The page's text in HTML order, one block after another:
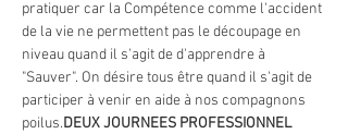
pratiquer car la Compétence comme l'accident
de la vie ne permettent pas le découpage en
niveau quand il s'agit de d'apprendre à
"Sauver". On désire tous être quand il s'agit de
participer à venir en aide à nos compagnons
poilus.DEUX JOURNEES PROFESSIONNEL